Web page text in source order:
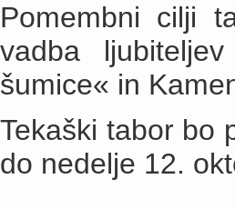
Pomembni cilji
vadba
šumice« in
Tekaški tabor bo
do nedelje 12.